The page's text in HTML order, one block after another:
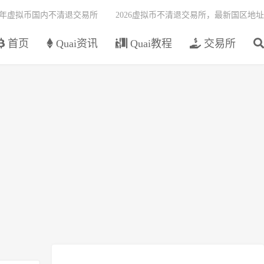
首页 Quai资讯 Quai教程 交易所
虚拟币国内不清退交易所 2026虚拟币不清退交易所，最新国区地址